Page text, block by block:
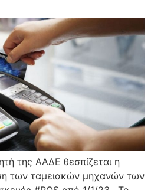
της ΑΑΔΕ θεσπίζεται η
των ταμειακών μηχανών των